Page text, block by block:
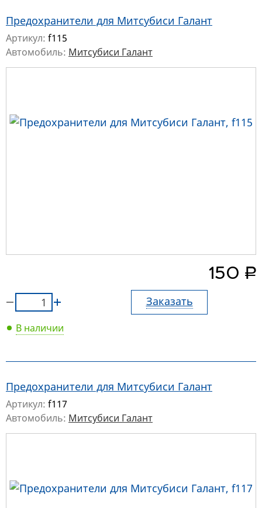
Предохранители для Митсубиси Галант
Артикул: f115
Автомобиль: Митсубиси Галант
150 руб.
Заказать
В наличии
Предохранители для Митсубиси Галант
Артикул: f117
Автомобиль: Митсубиси Галант